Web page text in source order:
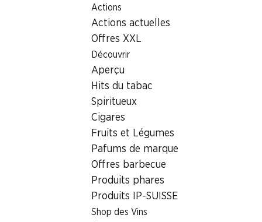
Actions
Actions actuelles
Offres XXL
Découvrir
Aperçu
Hits du tabac
Spiritueux
Cigares
Fruits et Légumes
Pafums de marque
Offres barbecue
Produits phares
Produits IP-SUISSE
Shop des Vins
Localisateur de succursales
Succursale Denner Kornhausstrasse 28, 9000 St. Gallen
9000 St. Gallen, Neumarkt
Succursale Denner
Kornhausstrasse 28, 9000 St. Gallen
Voir l’itinéraire